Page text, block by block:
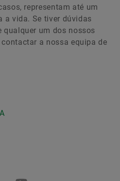
representam até um
a vida. Se tiver dúvidas
qualquer um dos nossos
a nossa equipa de